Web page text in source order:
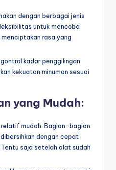
dengan berbagai jenis
untuk mencoba
rasa yang
kadar penggilingan
kekuatan minuman sesuai
yang Mudah:
mudah. Bagian-bagian
dengan cepat
saja setelah alat sudah